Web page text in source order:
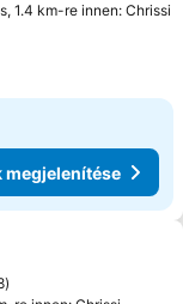
1.4 km-re innen: Chrissi
megjelenítése
kedvencekhez